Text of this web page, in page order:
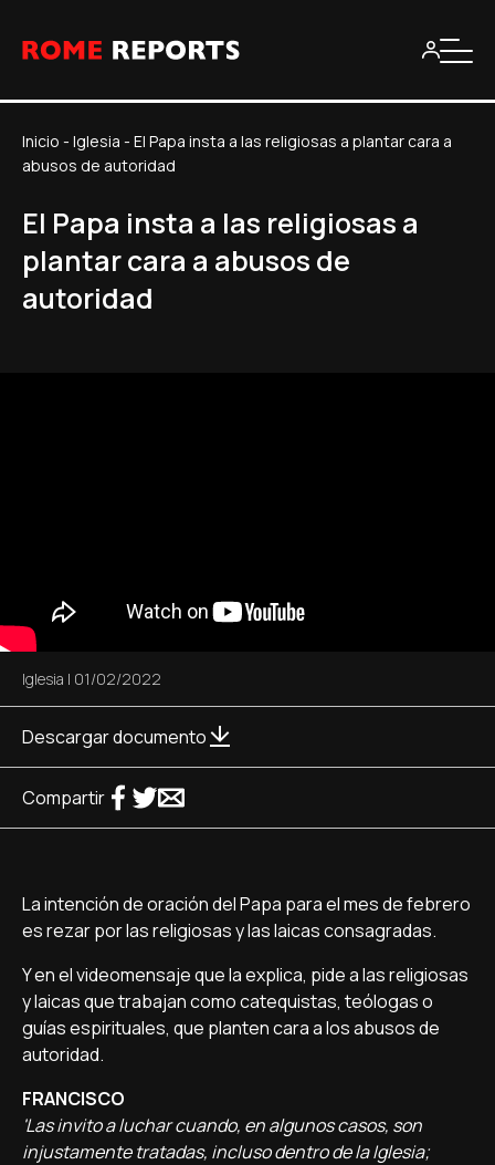
Inicio - Iglesia - El Papa insta a las religiosas a plantar cara a
abusos de autoridad
El Papa insta a las religiosas a
plantar cara a abusos de
autoridad
Iglesia | 01/02/2022
Descargar documento
Compartir
La intención de oración del Papa para el mes de febrero
es rezar por las religiosas y las laicas consagradas.
Y en el videomensaje que la explica, pide a las religiosas
y laicas que trabajan como catequistas, teólogas o
guías espirituales, que planten cara a los abusos de
autoridad.
FRANCISCO
'Las invito a luchar cuando, en algunos casos, son
injustamente tratadas, incluso dentro de la Iglesia;